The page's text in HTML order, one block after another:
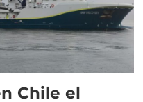
Chile el